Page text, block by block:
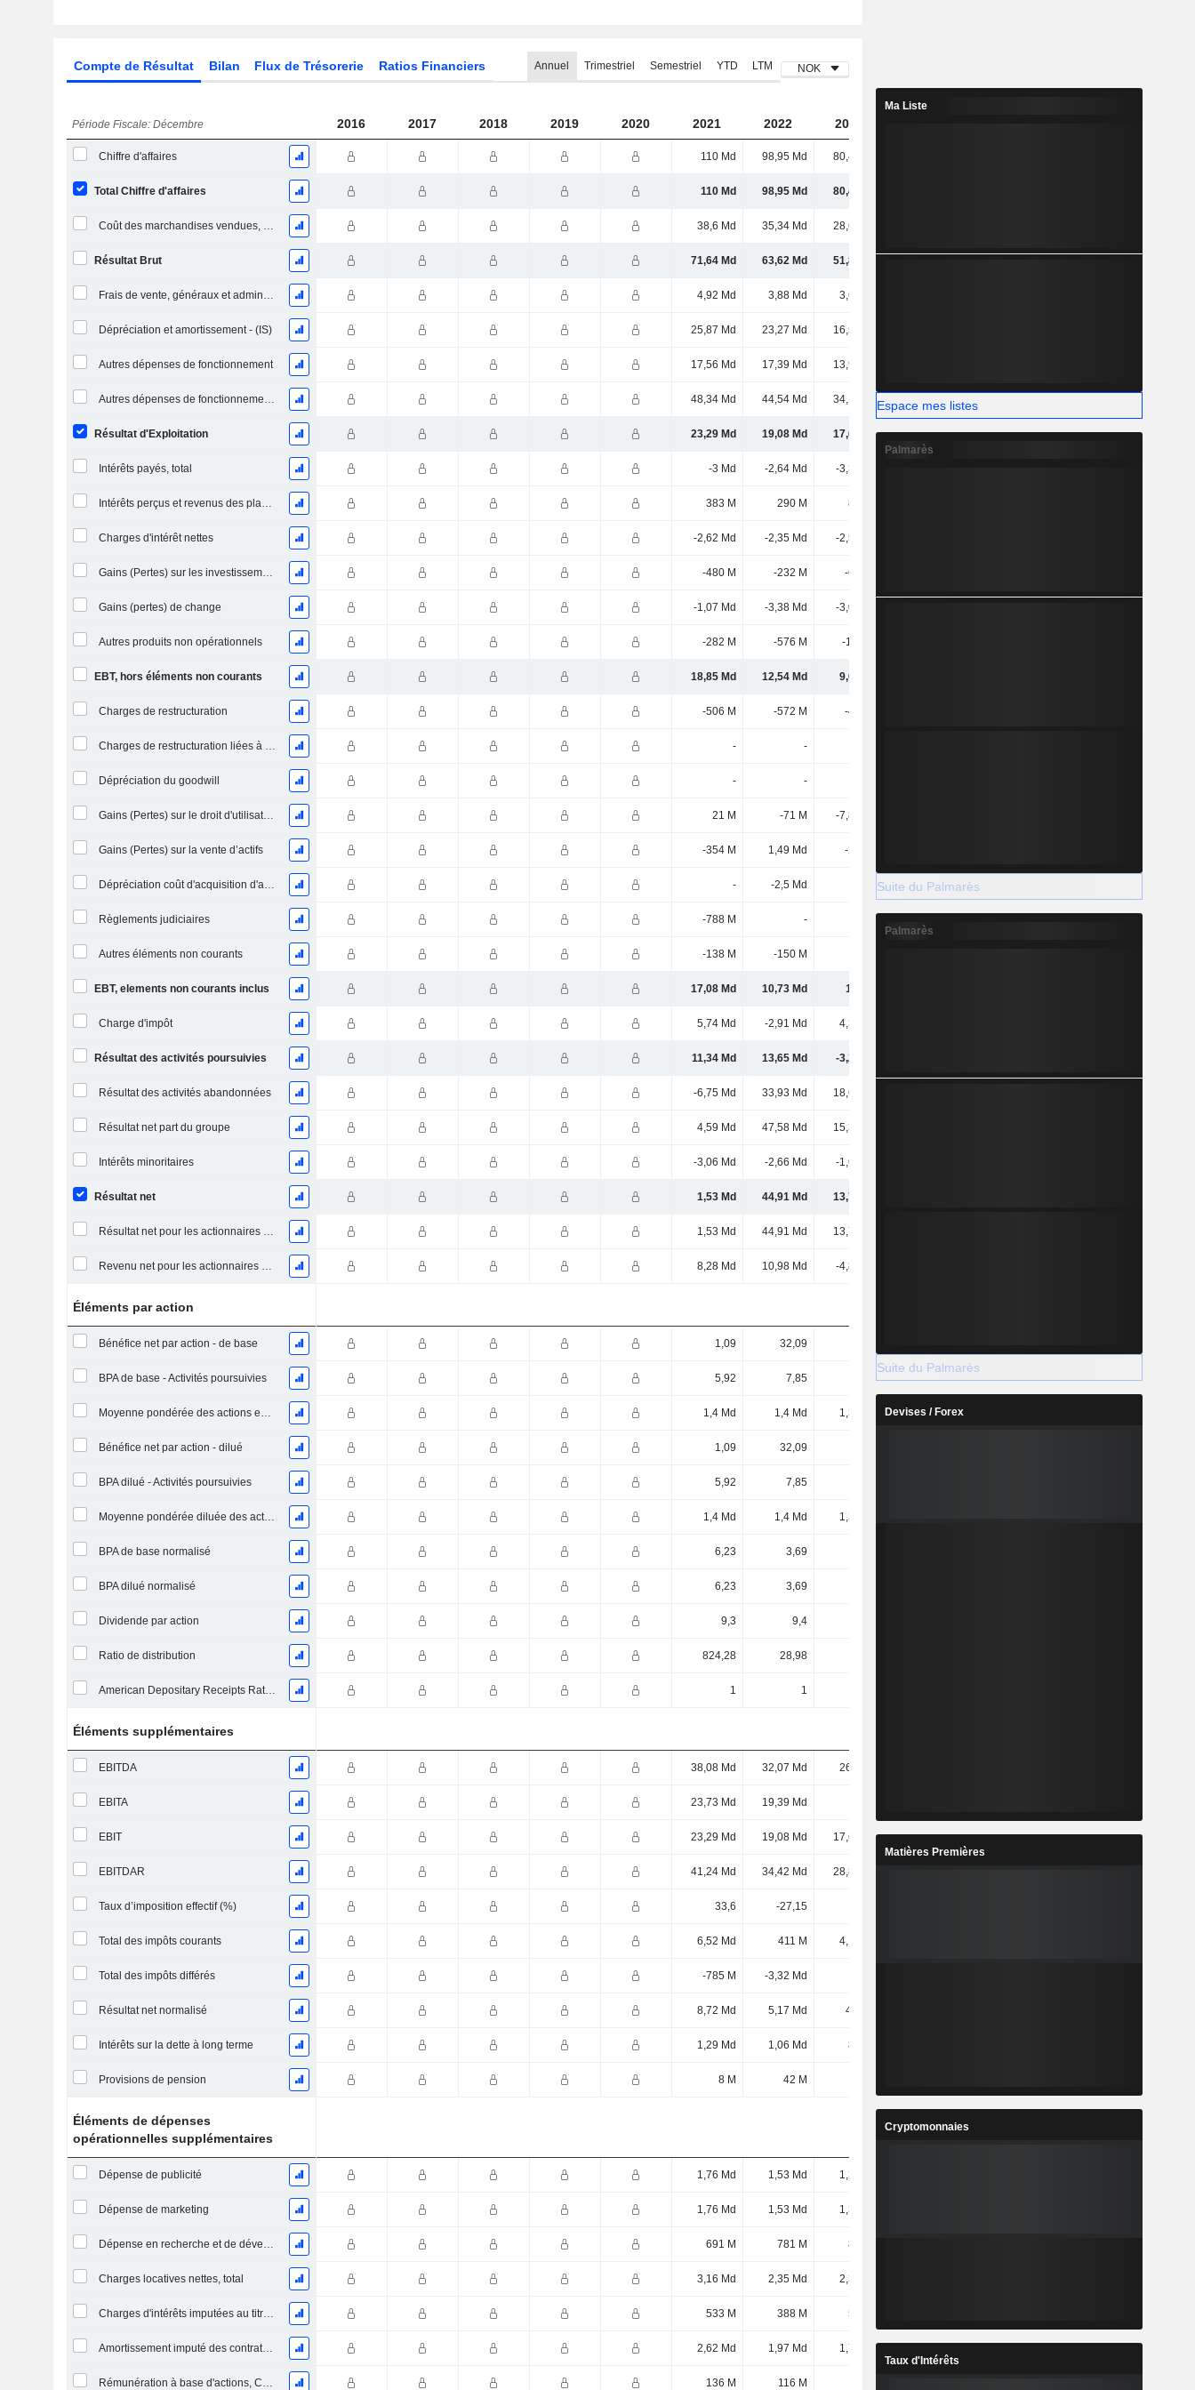
Compte de Résultat Bilan Flux de Trésorerie Ratios Financiers Annuel Trimestriel Semestriel YTD LTM NOK
Période Fiscale: Décembre 2016 2017 2018 2019 2020 2021 2022 2023
Chiffre d'affaires 110 Md 98,95 Md 80,45 Md
Total Chiffre d'affaires 110 Md 98,95 Md 80,45 Md
Coût des marchandises vendues, total 38,6 Md 35,34 Md 28,62 Md
Résultat Brut 71,64 Md 63,62 Md 51,83 Md
Frais de vente, généraux et administratifs, total 4,92 Md 3,88 Md 3,65 Md
Dépréciation et amortissement - (IS) 25,87 Md 23,27 Md 16,54 Md
Autres dépenses de fonctionnement 17,56 Md 17,39 Md 13,97 Md
Autres dépenses de fonctionnement, total 48,34 Md 44,54 Md 34,16 Md
Résultat d'Exploitation 23,29 Md 19,08 Md 17,67 Md 18,08 Md 18,15 Md
Intérêts payés, total -3 Md -2,64 Md -3,37 Md
Intérêts perçus et revenus des placements 383 M 290 M 860 M
Charges d'intérêt nettes -2,62 Md -2,35 Md -2,51 Md
Gains (Pertes) sur les investissements en actions -480 M -232 M -631 M
Gains (pertes) de change -1,07 Md -3,38 Md -3,05 Md
Autres produits non opérationnels -282 M -576 M -1,8 Md
EBT, hors éléments non courants 18,85 Md 12,54 Md 9,68 Md
Charges de restructuration -506 M -572 M -497 M
Charges de restructuration liées à l’intégration d’une nouvelle activité (Fusions, Acquisitions) - -
Dépréciation du goodwill - -
Gains (Pertes) sur le droit d'utilisation d'actifs 21 M -71 M -7,84 Md
Gains (Pertes) sur la vente d’actifs -354 M 1,49 Md -227 M
Dépréciation coût d'acquisition d'actifs - -2,5 Md -25 M -73 M
Règlements judiciaires -788 M -
Autres éléments non courants -138 M -150 M
EBT, elements non courants inclus 17,08 Md 10,73 Md 1,1 Md
Charge d'impôt 5,74 Md -2,91 Md 4,33 Md
Résultat des activités poursuivies 11,34 Md 13,65 Md -3,24 Md
Résultat des activités abandonnées -6,75 Md 33,93 Md 18,62 Md
Résultat net part du groupe 4,59 Md 47,58 Md 15,38 Md
Intérêts minoritaires -3,06 Md -2,66 Md -1,65 Md
Résultat net 1,53 Md 44,91 Md 13,73 Md
Résultat net pour les actionnaires ordinaires, éléments exceptionnels inclus. 1,53 Md 44,91 Md 13,73 Md
Revenu net pour les actionnaires ordinaires, hors éléments exceptionnelsRésultat net pour les actionnaires ordinaires, éléments exceptionnels exclus. 8,28 Md 10,98 Md -4,88 Md
Éléments par action
Bénéfice net par action - de base 1,09 32,09
BPA de base - Activités poursuivies 5,92 7,85 -3,52 13,51 8,01
Moyenne pondérée des actions en circulation 1,4 Md 1,4 Md 1,39 Md 1,38 Md
Bénéfice net par action - dilué 1,09 32,09
BPA dilué - Activités poursuivies 5,92 7,85
Moyenne pondérée diluée des actions en circulation 1,4 Md 1,4 Md 1,39 Md
BPA de base normalisé 6,23 3,69
BPA dilué normalisé 6,23 3,69
Dividende par action 9,3 9,4
Ratio de distribution 824,28 28,98
American Depositary Receipts Ratio (ADR) 1 1
Éléments supplémentaires
EBITDA 38,08 Md 32,07 Md 26,5 Md
EBITA 23,73 Md 19,39 Md
EBIT 23,29 Md 19,08 Md 17,67 Md 18,08 Md 18,15 Md
EBITDAR 41,24 Md 34,42 Md 28,84 Md
Taux d’imposition effectif (%) 33,6 -27,15
Total des impôts courants 6,52 Md 411 M 4,18 Md
Total des impôts différés -785 M -3,32 Md
Résultat net normalisé 8,72 Md 5,17 Md 4,4 Md
Intérêts sur la dette à long terme 1,29 Md 1,06 Md 895 M
Provisions de pension 8 M 42 M
Éléments de dépenses
opérationnelles supplémentaires
Dépense de publicité 1,76 Md 1,53 Md 1,31 Md
Dépense de marketing 1,76 Md 1,53 Md 1,31 Md
Dépense en recherche et de développement 691 M 781 M 821 M
Charges locatives nettes, total 3,16 Md 2,35 Md 2,34 Md
Charges d'intérêts imputées au titre des contrats de location 533 M 388 M 551 M
Amortissement imputé des contrats de location simple 2,62 Md 1,97 Md 1,79 Md
Rémunération à base d'actions, COGS (Total) 136 M 116 M
Ma Liste
Espace mes listes
Palmarès
Suite du Palmarès
Palmarès
Suite du Palmarès
Devises / Forex
Matières Premières
Cryptomonnaies
Taux d'Intérêts